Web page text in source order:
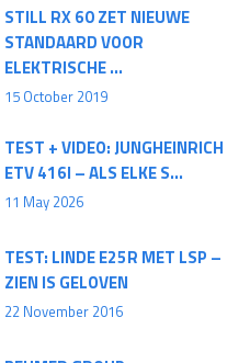
STILL RX 60 ZET NIEUWE
STANDAARD VOOR
ELEKTRISCHE ...
15 October 2019
TEST + VIDEO: JUNGHEINRICH
ETV 416I – ALS ELKE S...
11 May 2026
TEST: LINDE E25R MET LSP –
ZIEN IS GELOVEN
22 November 2016